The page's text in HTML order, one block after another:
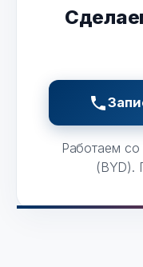
Работаем
(BYD).